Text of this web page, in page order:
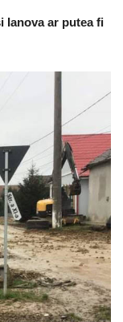
Ianova ar putea fi